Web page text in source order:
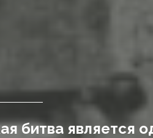
битва является